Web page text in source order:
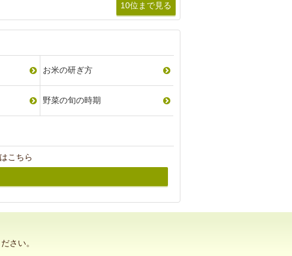
10位まで見る
お米の研ぎ方
野菜の旬の時期
こちら
さい。